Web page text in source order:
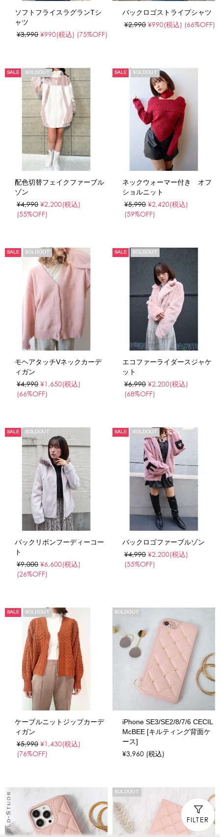
FILTER
ソフトフライスラグランTシ
ャツ
¥3,990 ¥990(税込) (75%OFF)
バックロゴストライプシャツ
¥2,990 ¥990(税込) (66%OFF)
SALE SOLDOUT
配色切替フェイクファーブル
ゾン
¥4,990 ¥2,200(税込)
(55%OFF)
SALE SOLDOUT
ネックウォーマー付き オフ
ショルニット
¥5,990 ¥2,420(税込)
(59%OFF)
SALE SOLDOUT
モヘアタッチVネックカーデ
ィガン
¥4,990 ¥1,650(税込)
(66%OFF)
SALE SOLDOUT
エコファーライダースジャケ
ット
¥6,990 ¥2,200(税込)
(68%OFF)
SALE SOLDOUT
バックリボンフーディーコー
ト
¥9,000 ¥6,600(税込)
(26%OFF)
SALE SOLDOUT
バックロゴファーブルゾン
¥4,990 ¥2,200(税込)
(55%OFF)
SALE SOLDOUT
ケーブルニットジップカーデ
ィガン
¥5,990 ¥1,430(税込)
(76%OFF)
SOLDOUT
iPhone SE3/SE2/8/7/6 CECIL
McBEE [キルティング背面ケ
ース]
¥3,960 (税込)
SOLDOUT